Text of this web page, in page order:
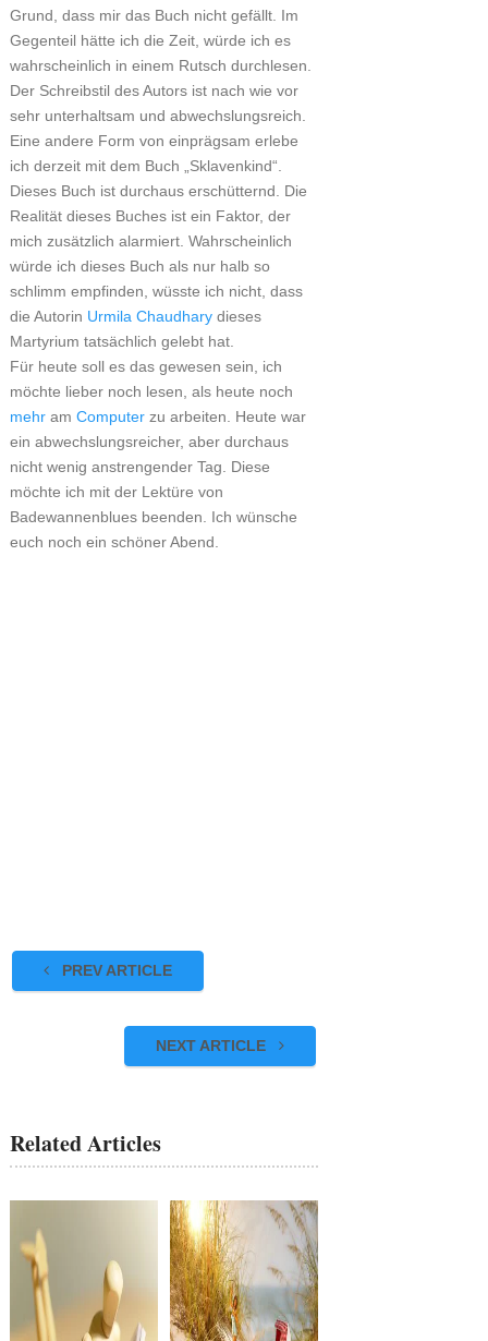
Grund, dass mir das Buch nicht gefällt. Im
Gegenteil hätte ich die Zeit, würde ich es
wahrscheinlich in einem Rutsch durchlesen.
Der Schreibstil des Autors ist nach wie vor
sehr unterhaltsam und abwechslungsreich.
Eine andere Form von einprägsam erlebe
ich derzeit mit dem Buch „Sklavenkind“.
Dieses Buch ist durchaus erschütternd. Die
Realität dieses Buches ist ein Faktor, der
mich zusätzlich alarmiert. Wahrscheinlich
würde ich dieses Buch als nur halb so
schlimm empfinden, wüsste ich nicht, dass
die Autorin Urmila Chaudharydieses
Martyrium tatsächlich gelebt hat.
Für heute soll es das gewesen sein, ich
möchte lieber noch lesen, als heute noch
mehram Computerzu arbeiten. Heute war
ein abwechslungsreicher, aber durchaus
nicht wenig anstrengender Tag. Diese
möchte ich mit der Lektüre von
Badewannenblues beenden. Ich wünsche
euch noch ein schöner Abend.
PREV ARTICLE
NEXT ARTICLE
Related Articles